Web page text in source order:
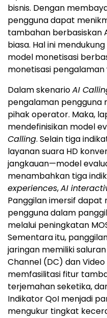
bisnis. Dengan
pengguna dapat
tambahan berbasiskan
biasa. Hal ini
model monetisasi
monetisasi
Dalam skenarioAI
pengalaman pengguna
pihak operator. Maka,
mendefinisikan model
Calling. Selain tiga
layanan suara HD
jangkauan—model
menambahkan tiga
experiences,AI
Panggilan imersif
pengguna dalam
melalui peningkatan
Sementara itu,
jaringan memiliki
Channel (DC) dan
memfasilitasi fitur
terjemahan seketika,
Indikator QoI menjadi
mengukur tingkat